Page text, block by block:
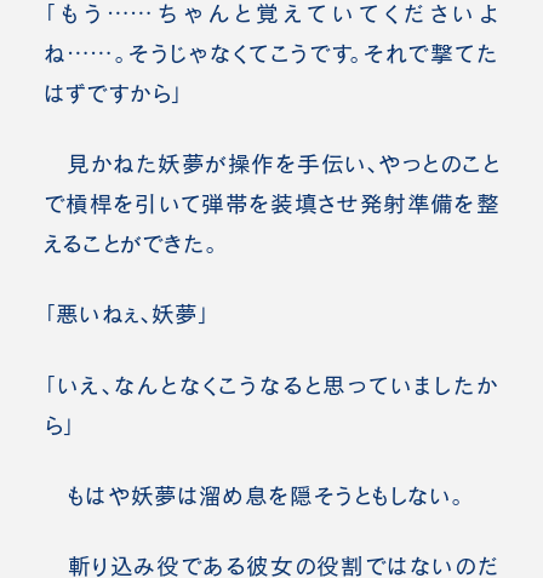
「もう……ちゃんと覚えていてくださいよ
ね……。そうじゃなくてこうです。それで撃てた
はずですから」
見かねた妖夢が操作を手伝い、やっとのこと
で槓桿を引いて弾帯を装填させ発射準備を整
えることができた。
「悪いねぇ、妖夢」
「いえ、なんとなくこうなると思っていましたか
ら」
もはや妖夢は溜め息を隠そうともしない。
斬り込み役である彼女の役割ではないのだ